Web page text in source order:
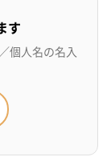
す
個人名の名入